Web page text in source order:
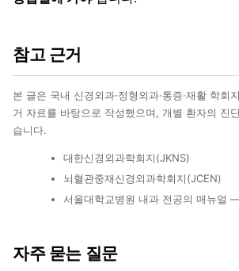
참고 근거
본 글은 국내 신경외과·정형외과·통증·재활 학회
거 자료를 바탕으로 작성했으며, 개별 환자의 진
습니다.
대한신경외과학회지(JKNS)
뇌혈관중재신경외과학회지(JCEN)
서울대학교병원 내과 전공의 매뉴얼
자주 묻는 질문